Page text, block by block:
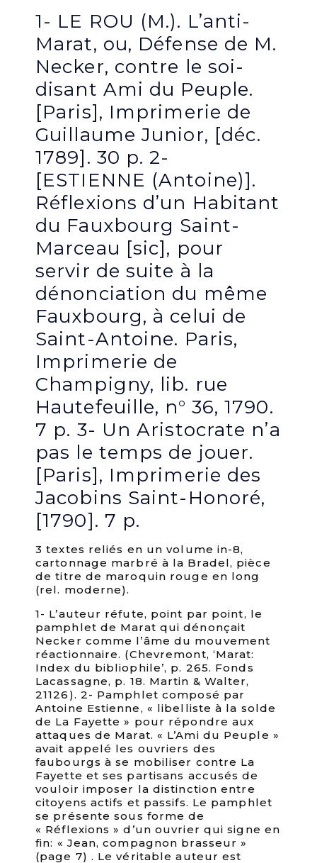
1- LE ROU (M.). L’anti-
Marat, ou, Défense de M.
Necker, contre le soi-
disant Ami du Peuple.
[Paris], Imprimerie de
Guillaume Junior, [déc.
1789]. 30 p. 2-
[ESTIENNE (Antoine)].
Réflexions d’un Habitant
du Fauxbourg Saint-
Marceau [sic], pour
servir de suite à la
dénonciation du même
Fauxbourg, à celui de
Saint-Antoine. Paris,
Imprimerie de
Champigny, lib. rue
Hautefeuille, n° 36, 1790.
7 p. 3- Un Aristocrate n’a
pas le temps de jouer.
[Paris], Imprimerie des
Jacobins Saint-Honoré,
[1790]. 7 p.
3 textes reliés en un volume in-8,
cartonnage marbré à la Bradel, pièce
de titre de maroquin rouge en long
(rel. moderne).
1- L’auteur réfute, point par point, le
pamphlet de Marat qui dénonçait
Necker comme l’âme du mouvement
réactionnaire. (Chevremont, ‘Marat:
Index du bibliophile’, p. 265. Fonds
Lacassagne, p. 18. Martin & Walter,
21126). 2- Pamphlet composé par
Antoine Estienne, « libelliste à la solde
de La Fayette » pour répondre aux
attaques de Marat. « L’Ami du Peuple »
avait appelé les ouvriers des
faubourgs à se mobiliser contre La
Fayette et ses partisans accusés de
vouloir imposer la distinction entre
citoyens actifs et passifs. Le pamphlet
se présente sous forme de
« Réflexions » d’un ouvrier qui signe en
fin: « Jean, compagnon brasseur »
(page 7) . Le véritable auteur est